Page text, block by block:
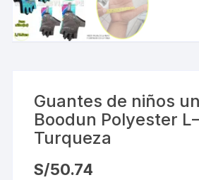
Guantes de niños
Boodun Polyester
Turqueza
S/50.74